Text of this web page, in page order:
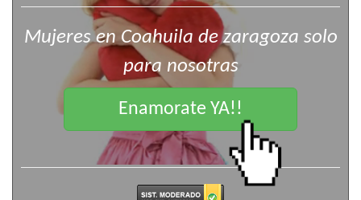
Mujeres en Coahuila de zaragoza solo
para nosotras
Enamorate YA!!